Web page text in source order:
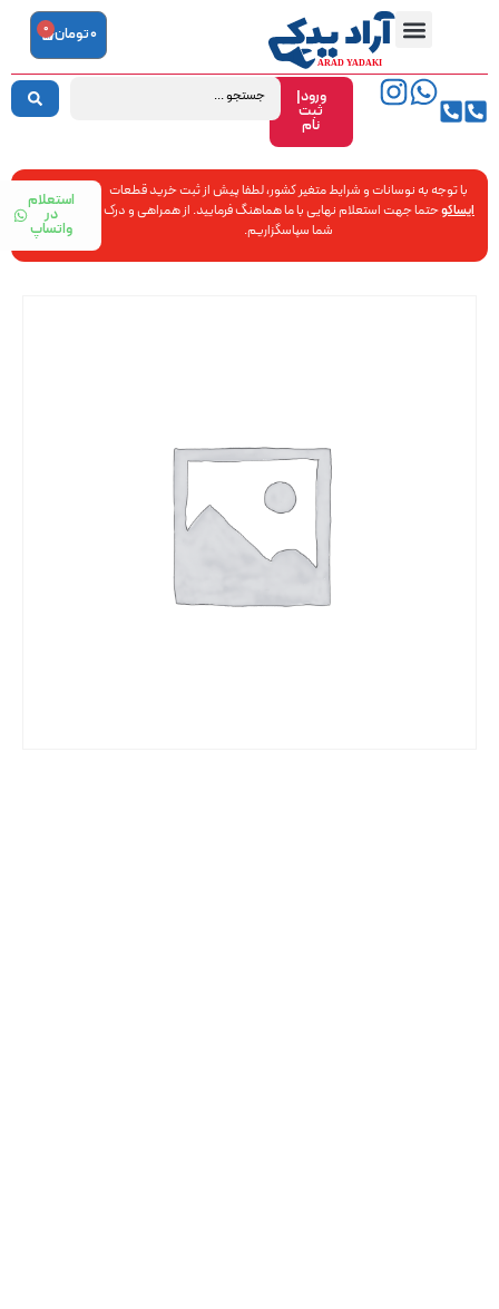
ورود|
ثبت
نام
0تومان 0
با توجه به نوسانات و شرایط متغیر کشور، لطفا پیش از ثبت خرید قطعات
ایساکوحتما جهت استعلام نهایی با ما هماهنگ فرمایید. از همراهی و درک
شما سپاسگزاریم.
استعلام
در
واتساپ